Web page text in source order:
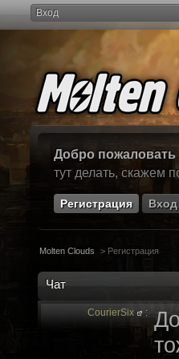
Вход
Добро пожаловать
тут делать, скажем
Регистрация Вход
Molten Clouds > Регистрация
Чат
CourierSix :